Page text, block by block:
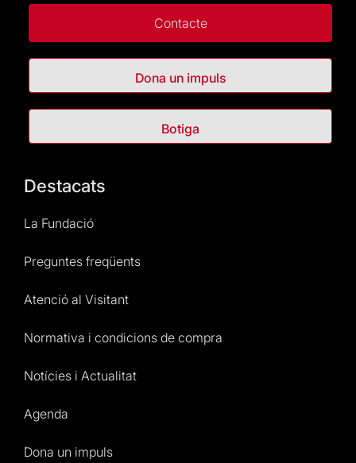
Contacte
Dona un impuls
Botiga
Destacats
La Fundació
Preguntes freqüents
Atenció al Visitant
Normativa i condicions de compra
Notícies i Actualitat
Agenda
Dona un impuls